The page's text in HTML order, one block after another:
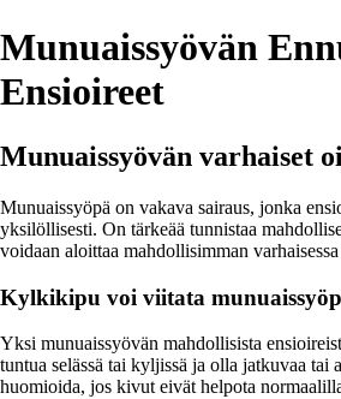
Munuaissyövän
Ensioireet
Munuaissyövän varhaiset
Munuaissyöpä on vakava sairaus, jonka
yksilöllisesti. On tärkeää tunnistaa
voidaan aloittaa mahdollisimman varhaisessa
Kylkikipu voi viitata
Yksi munuaissyövän mahdollisista
tuntua selässä tai kyljissä ja olla jatkuvaa tai
huomioida, jos kivut eivät helpota